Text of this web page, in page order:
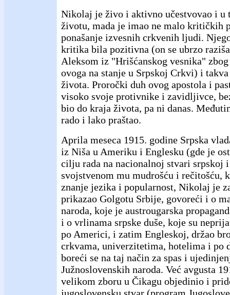
Nikolaj je živo i aktivno učestvovao i u
životu, mada je imao ne malo kritičkih
ponašanje izvesnih crkvenih ljudi.
kritika bila pozitivna (on se ubrzo
Aleksom iz "Hrišćanskog vesnika"
ovoga na stanje u Srpskoj Crkvi) i
života. Proročki duh ovog apostola i
visoko svoje protivnike i zavidljivce,
bio do kraja života, pa ni danas.
rado i lako praštao.
Aprila meseca 1915. godine Srpska
iz Niša u Ameriku i Englesku (gde je
cilju rada na nacionalnoj stvari srpskoj
svojstvenom mu mudrošću i rečitošću,
znanje jezika i popularnost, Nikolaj je
prikazao Golgotu Srbije, govoreći i o
naroda, koje je austrougarska
i o vrlinama srpske duše, koje su
po Americi, i zatim Engleskoj, držao
crkvama, univerzitetima, hotelima i po
boreći se na taj način za spas i
Južnoslovenskih naroda. Već avgusta
velikom zboru u Čikagu objedinio i
jugoslovensku stvar (program